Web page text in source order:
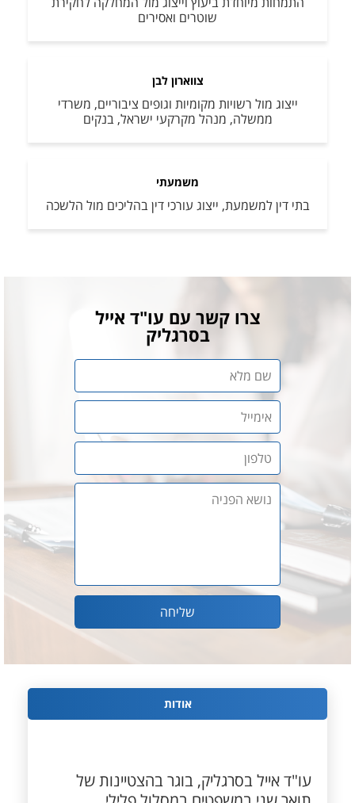
שוטרים ואסירים
צווארון לבן
ייצוג מול רשויות מקומיות וגופים ציבוריים, משרדי
ממשלה, מנהל מקרקעי ישראל, בנקים
משמעתי
בתי דין למשמעת, ייצוג עורכי דין בהליכים מול הלשכה
צרו קשר עם עו"ד אייל
בסרגליק
אודות
עו"ד אייל בסרגליק, בוגר בהצטיינות של